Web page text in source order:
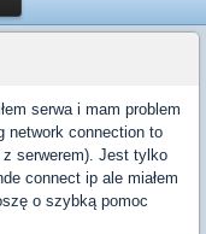
serwa i mam problem
network connection to
z serwerem). Jest tylko
connect ip ale miałem
o szybką pomoc